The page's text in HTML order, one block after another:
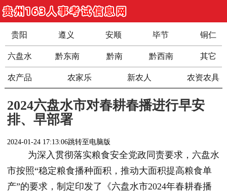
贵阳 遵义 安顺 毕节 铜仁
六盘水 黔东南 黔南 黔西南 其它
农产品 农家乐 新农人 农资农具
2024六盘水市对春耕春播进行早安
排、早部署
2024-01-24 17:13:06跳转至电脑版
为深入贯彻落实粮食安全党政同责要求，六盘水
市按照“稳定粮食播种面积，推动大面积提高粮食单
产”的要求，制定印发了《六盘水市2024年春耕春播